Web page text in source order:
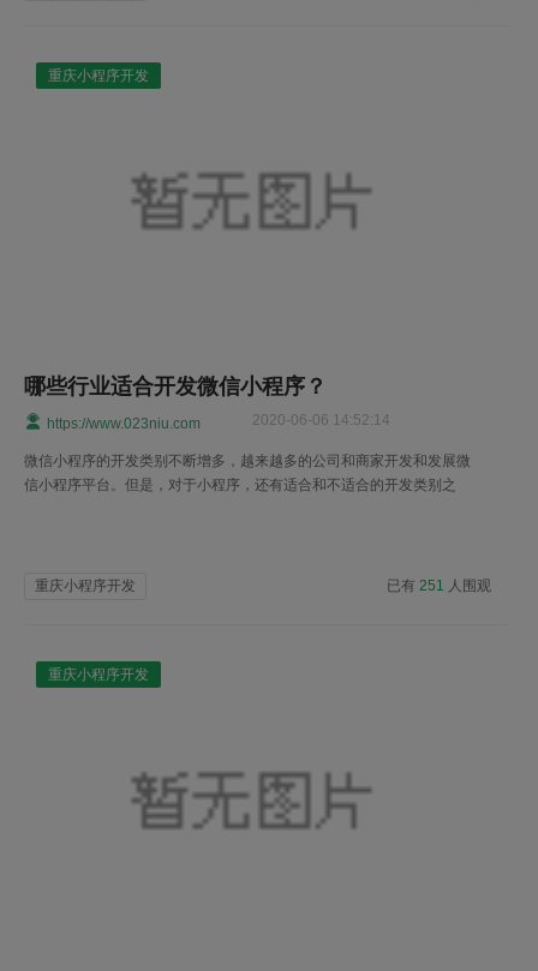
重庆小程序开发
哪些行业适合开发微信小程序？
https://www.023niu.com 2020-06-06 14:52:14
微信小程序的开发类别不断增多，越来越多的公司和商家开发和发展微
信小程序平台。但是，对于小程序，还有适合和不适合的开发类别之
重庆小程序开发 已有251 人围观
重庆小程序开发